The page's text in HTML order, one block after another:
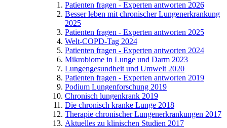
Patienten fragen - Experten antworten 2026
Besser leben mit chronischer Lungenerkrankung
2025
Patienten fragen - Experten antworten 2025
Welt-COPD-Tag 2024
Patienten fragen - Experten antworten 2024
Mikrobiome in Lunge und Darm 2023
Lungengesundheit und Umwelt 2020
Patienten fragen - Experten antworten 2019
Podium Lungenforschung 2019
Chronisch lungenkrank 2019
Die chronisch kranke Lunge 2018
Therapie chronischer Lungenerkrankungen 2017
Aktuelles zu klinischen Studien 2017